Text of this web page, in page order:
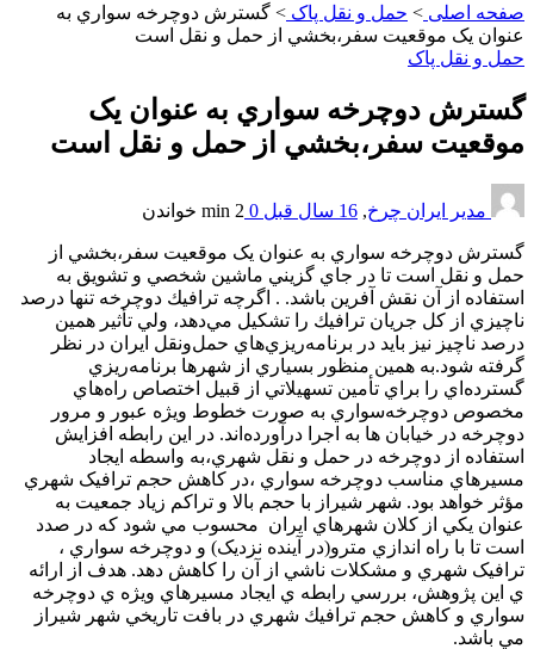
صفحه اصلی > حمل و نقل پاک > گسترش دوچرخه سواري به
عنوان يک موقعيت سفر،بخشي از حمل و نقل است
حمل و نقل پاک
گسترش دوچرخه سواري به عنوان يک
موقعيت سفر،بخشي از حمل و نقل است
مدیر ایران چرخ, 16 سال قبل 0
2 min خواندن
گسترش دوچرخه سواري به عنوان يک موقعيت سفر،بخشي از
حمل و نقل است تا در جاي گزيني ماشين شخصي و تشويق به
استفاده از آن نقش آفرين باشد. . اگرچه ترافيك دوچرخه تنها درصد
ناچيزي از كل جريان ترافيك را تشكيل مي‌دهد، ولي تأثير همين
درصد ناچيز نيز بايد در برنامه‌ريزي‌هاي حمل‌ونقل ايران در نظر
گرفته شود.به همين منظور بسياري از شهرها برنامه‌ريزي
گسترده‌اي را براي تأمين تسهيلاتي از قبيل اختصاص راه‌هاي
مخصوص دوچرخه‌سواري به صورت خطوط ويژه عبور و مرور
دوچرخه در خيابان ها به اجرا درآورده‌اند. در اين رابطه افزايش
استفاده از دوچرخه در حمل و نقل شهري،به واسطه ايجاد
مسيرهاي مناسب دوچرخه سواري ،در کاهش حجم ترافيک شهري
مؤثر خواهد بود. شهر شيراز با حجم بالا و تراکم زياد جمعيت به
عنوان يکي از کلان شهرهاي ايران محسوب مي شود که در صدد
است تا با راه اندازي مترو(در آينده نزديک) و دوچرخه سواري ،
ترافيک شهري و مشکلات ناشي از آن را کاهش دهد. هدف از ارائه
ي اين پژوهش، بررسي رابطه ي ايجاد مسيرهاي ويژه ي دوچرخه
سواري و كاهش حجم ترافيك شهري در بافت تاريخي شهر شيراز
مي باشد.